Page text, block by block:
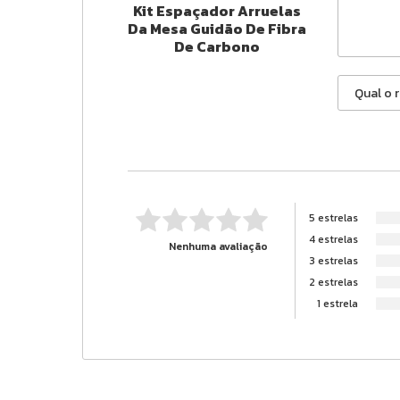
Kit Espaçador Arruelas
Da Mesa Guidão De Fibra
De Carbono
Nenhuma avaliação
5 estrelas
4 estrelas
3 estrelas
2 estrelas
1 estrela